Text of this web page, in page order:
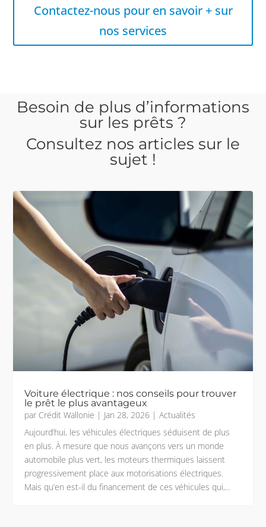
Contactez-nous pour en savoir + sur
nos services
Besoin de plus d’informations
sur les prêts ?
Consultez nos articles sur le
sujet !
Voiture électrique : nos conseils pour trouver
le prêt le plus avantageux
par Crédit Wallonie | Jan 28, 2026 |Actualités
Aujourd’hui, les véhicules électriques séduisent de plus
en plus. À mesure que nous avançons vers un monde
automobile plus vert, les moteurs thermiques laissent
progressivement place aux motorisations électriques.
Mais qu’en est-il du financement de ces véhicules qui,...